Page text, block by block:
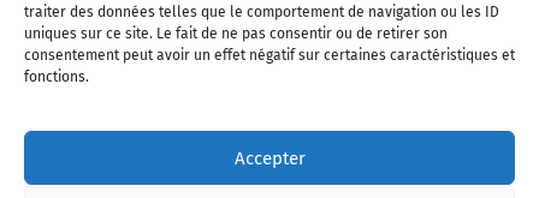
traiter des données telles que le comportement de navigation ou les ID
uniques sur ce site. Le fait de ne pas consentir ou de retirer son
consentement peut avoir un effet négatif sur certaines caractéristiques et
fonctions.
Accepter
Adhérer à l’association Nous contacter